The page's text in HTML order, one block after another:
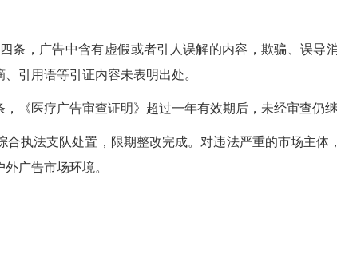
条，广告中含有虚假或者引人误解的内容，欺骗、误导
引用语等引证内容未表明出处。
《医疗广告审查证明》超过一年有效期后，未经审查仍
执法支队处置，限期整改完成。对违法严重的市场主体
广告市场环境。